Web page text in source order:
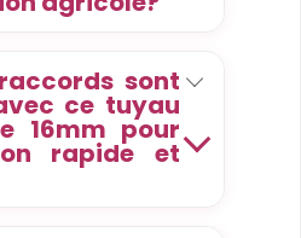
sont
ce tuyau
16mm pour
rapide et